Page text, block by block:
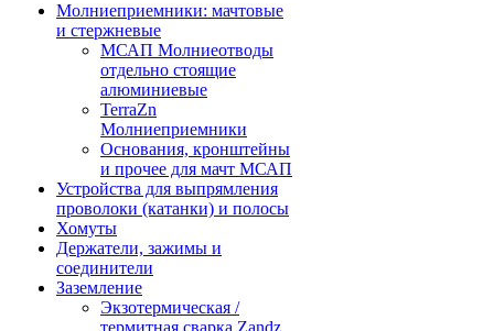
Молниеприемники: мачтовые
и стержневые
МСАП Молниеотводы
отдельно стоящие
алюминиевые
TerraZn
Молниеприемники
Основания, кронштейны
и прочее для мачт МСАП
Устройства для выпрямления
проволоки (катанки) и полосы
Хомуты
Держатели, зажимы и
соединители
Заземление
Экзотермическая /
термитная сварка Zandz